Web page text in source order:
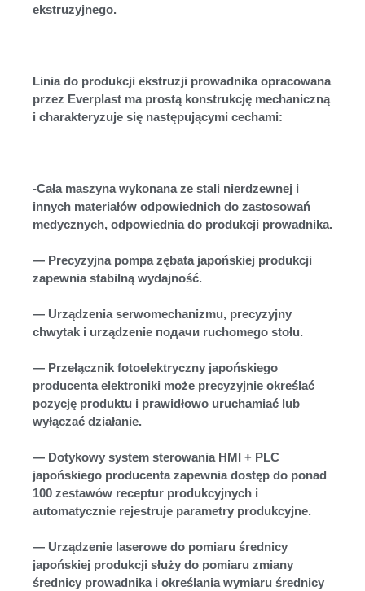
ekstruzyjnego.
Linia do produkcji ekstruzji prowadnika opracowana
przez Everplast ma prostą konstrukcję mechaniczną
i charakteryzuje się następującymi cechami:
-Cała maszyna wykonana ze stali nierdzewnej i
innych materiałów odpowiednich do zastosowań
medycznych, odpowiednia do produkcji prowadnika.
— Precyzyjna pompa zębata japońskiej produkcji
zapewnia stabilną wydajność.
— Urządzenia serwomechanizmu, precyzyjny
chwytak i urządzenie подачи ruchomego stołu.
— Przełącznik fotoelektryczny japońskiego
producenta elektroniki może precyzyjnie określać
pozycję produktu i prawidłowo uruchamiać lub
wyłączać działanie.
— Dotykowy system sterowania HMI + PLC
japońskiego producenta zapewnia dostęp do ponad
100 zestawów receptur produkcyjnych i
automatycznie rejestruje parametry produkcyjne.
— Urządzenie laserowe do pomiaru średnicy
japońskiej produkcji służy do pomiaru zmiany
średnicy prowadnika i określania wymiaru średnicy